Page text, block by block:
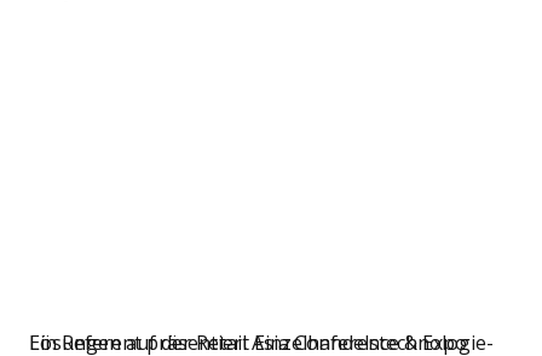
Ein Referent präsentiert Einzelhandelstechnologie-Lösungen auf der Retail Asia Conference & Expo